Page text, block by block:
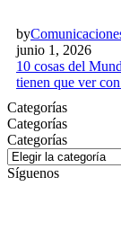
by
junio 1, 2026
10 cosas del
tienen que ver
Categorías
Categorías
Categorías
Síguenos